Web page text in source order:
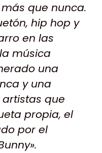
que nunca.
hip hop y
en las
música
una
y una
que
propia, el
por el